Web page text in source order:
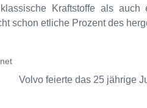
Kraftstoffe als
schon etliche Prozent des
Volvo feierte das 25 jährige